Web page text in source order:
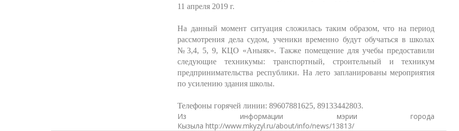
11 апреля 2019 г.
На данный момент ситуация сложилась таким образом, что на период
рассмотрения дела судом, ученики временно будут обучаться в школах
№3,4, 5, 9, КЦО «Аныяк». Также помещение для учебы предоставили
следующие техникумы: транспортный, строительный и техникум
предпринимательства республики. На лето запланированы мероприятия
по усилению здания школы.
Телефоны горячей линии: 89607881625, 89133442803.
Из информации мэрии города
Кызыла http://www.mkyzyl.ru/about/info/news/13813/